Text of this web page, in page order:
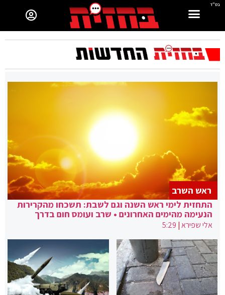
בס"ד
התחזית לימי ראש השנה וגם לשבת: תשכחו מהקרירות
הנעימה מהימים האחרונים • שרב ועומס חום בדרך
אלי שפירא|
5:29
ראש השרב